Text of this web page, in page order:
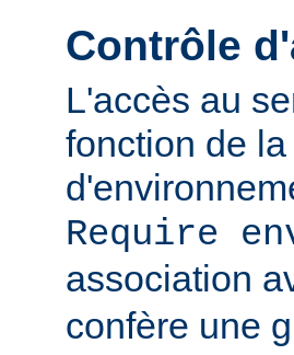
Contrôle
L'accès au
fonction de
Require
association
confère une